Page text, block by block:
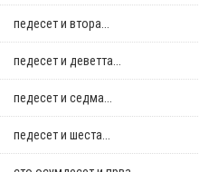
педесет и втора...
педесет и деветта...
педесет и седма...
педесет и шеста...